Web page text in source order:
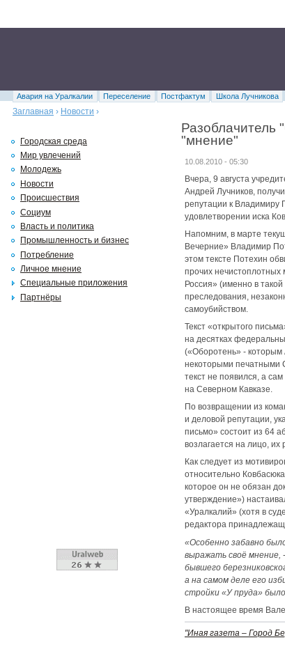
Авария на Уралкалии Переселение Постфактум
Школа Лучникова
Заглавная › Новости ›
Разоблачитель
"мнение"
10.08.2010 - 05:30
Вчера, 9 августа
Андрей Лучников,
репутации к Владимиру
удовлетворении иска
Напомним, в марте
Вечерние» Владимир
этом тексте Потехин
прочих
Россия» (именно в
преследования,
самоубийством.
Текст «открытого
на десятках
(«Оборотень» - которым
некоторыми печатными
текст не появился, а
на Северном Кавказе.
По возвращении из
и деловой репутации,
письмо» состоит из 64
возлагается на лицо,
Как следует из
относительно
которое он не обязан
утверждение»)
«Уралкалий» (хотя в
редактора
«Особенно забавно
выражать своё мнение,
бывшего
а на самом деле его
стройки «У пруда»
В настоящее время
"Иная газета – Город
Городская среда
Мир увлечений
Молодежь
Новости
Происшествия
Социум
Власть и политика
Промышленность и бизнес
Потребление
Личное мнение
Специальные приложения
Партнёры